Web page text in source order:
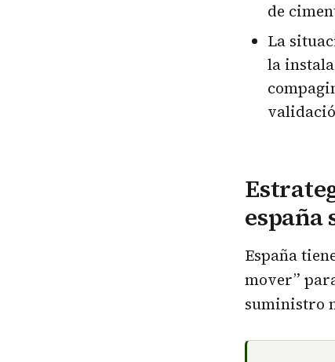
de
La
la
españa
España
mover”
suministro